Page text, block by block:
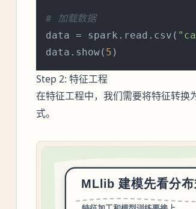
# 加载数据
data = spark.read.csv(
data.show( 5
Step 2: 特征工程
在特征工程中，我们需要将特征转
式。